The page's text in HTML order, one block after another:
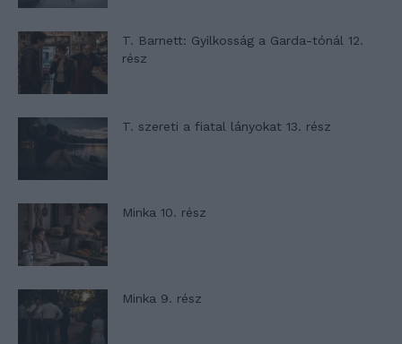
T. Barnett: Gyilkosság a Garda-tónál 12.
rész
T. szereti a fiatal lányokat 13. rész
Minka 10. rész
Minka 9. rész